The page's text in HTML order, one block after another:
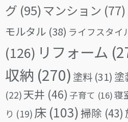
グ (95)マンション (77)
モルタル (38) ライフスタイ
(126) リフォーム
収納 (270) 塗料 (31) 塗
(22)天井 (46) 子育て (16)寝
り (19) 床 (103)掃除 (43)